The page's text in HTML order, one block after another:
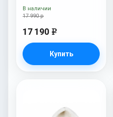
17 990 р
17 190 e
Купить
В наличии